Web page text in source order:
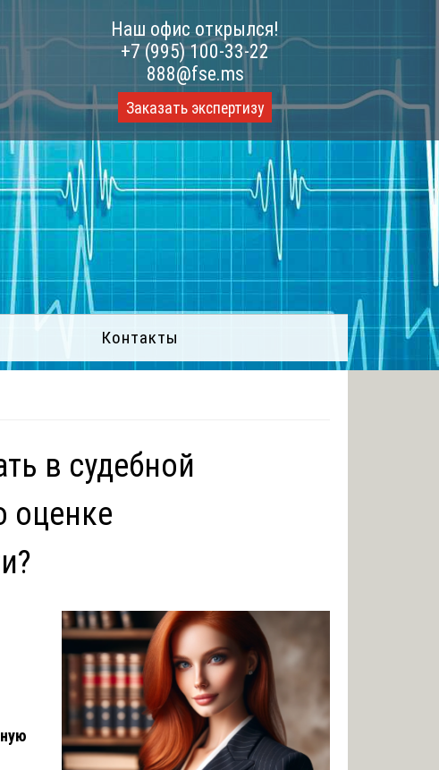
Наш офис открылся!
+7 (995) 100-33-22
888@fse.ms
Заказать экспертизу
Контакты
в судебной
оценке